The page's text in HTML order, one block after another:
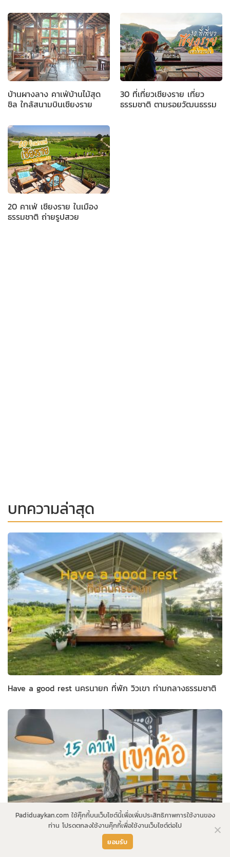
บ้านผางลาง คาเฟ่บ้านไม้สุด
ชิล ใกล้สนามบินเชียงราย
30 ที่เที่ยวเชียงราย เที่ยว
ธรรมชาติ ตามรอยวัฒนธรรม
20 คาเฟ่ เชียงราย ในเมือง
ธรรมชาติ ถ่ายรูปสวย
บทความล่าสุด
Have a good rest นครนายก ที่พัก วิวเขา ท่ามกลางธรรมชาติ
Padiduaykan.com ใช้คุ๊กกี้บนเว็บไซต์นี้เพื่อเพิ่มประสิทธิภาพการใช้งานของ
ท่าน โปรดตกลงใช้งานคุ๊กกี้เพื่อใช้งานเว็บไซต์ต่อไป
ยอมรับ